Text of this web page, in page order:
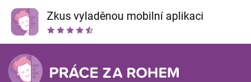
Zkus vyladěnou mobilní aplikaci